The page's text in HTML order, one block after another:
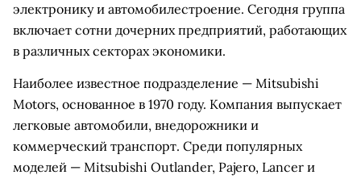
электронику и автомобилестроение. Сегодня группа
включает сотни дочерних предприятий, работающих
в различных секторах экономики.
Наиболее известное подразделение — Mitsubishi
Motors, основанное в 1970 году. Компания выпускает
легковые автомобили, внедорожники и
коммерческий транспорт. Среди популярных
моделей — Mitsubishi Outlander, Pajero, Lancer и